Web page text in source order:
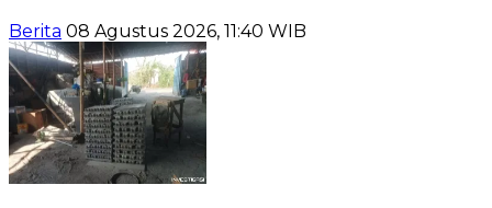
Berita 08 Agustus 2026, 11:40 WIB